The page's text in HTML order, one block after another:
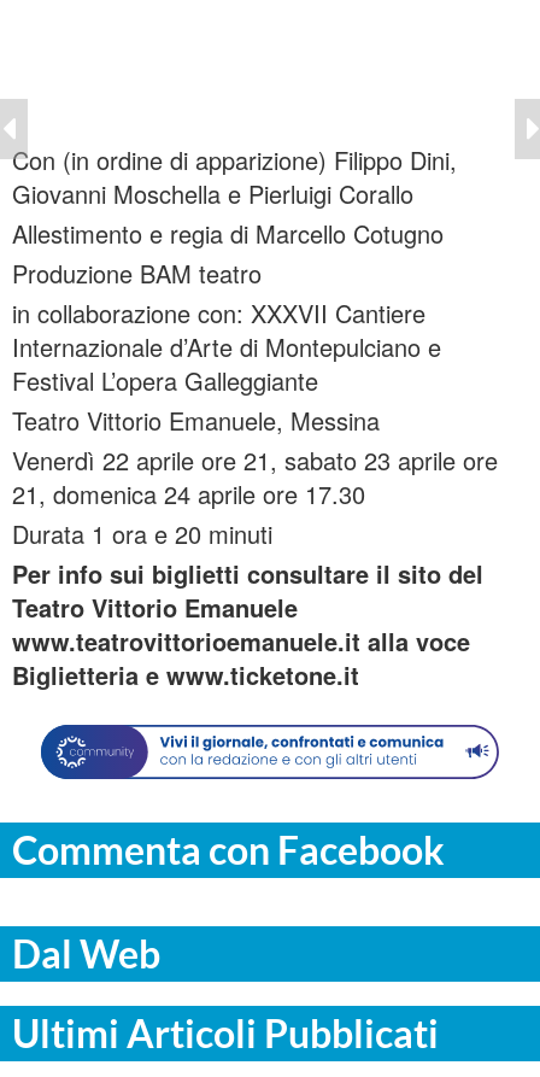
Con (in ordine di apparizione) Filippo Dini,
Giovanni Moschella e Pierluigi Corallo
Allestimento e regia di Marcello Cotugno
Produzione BAM teatro
in collaborazione con: XXXVII Cantiere
Internazionale d’Arte di Montepulciano e
Festival L’opera Galleggiante
Teatro Vittorio Emanuele, Messina
Venerdì 22 aprile ore 21, sabato 23 aprile ore
21, domenica 24 aprile ore 17.30
Durata 1 ora e 20 minuti
Per info sui biglietti consultare il sito del
Teatro Vittorio Emanuele
www.teatrovittorioemanuele.it alla voce
Biglietteria e www.ticketone.it
Commenta con Facebook
Dal Web
Ultimi Articoli Pubblicati
PALERMO